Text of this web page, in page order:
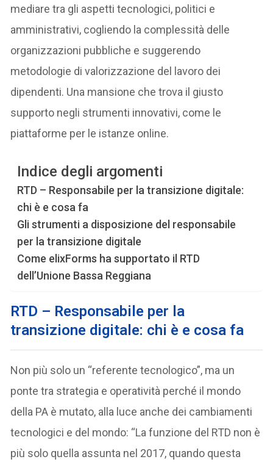
mediare tra gli aspetti tecnologici, politici e
amministrativi, cogliendo la complessità delle
organizzazioni pubbliche e suggerendo
metodologie di valorizzazione del lavoro dei
dipendenti. Una mansione che trova il giusto
supporto negli strumenti innovativi, come le
piattaforme per le istanze online.
Indice degli argomenti
RTD – Responsabile per la transizione digitale:
chi è e cosa fa
Gli strumenti a disposizione del responsabile
per la transizione digitale
Come elixForms ha supportato il RTD
dell’Unione Bassa Reggiana
RTD – Responsabile per la
transizione digitale: chi è e cosa fa
Non più solo un “referente tecnologico”, ma un
ponte tra strategia e operatività perché il mondo
della PA è mutato, alla luce anche dei cambiamenti
tecnologici e del mondo: “La funzione del RTD non è
più solo quella assunta nel 2017, quando questa